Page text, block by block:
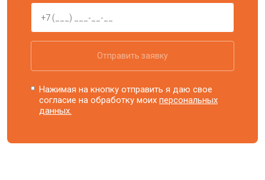
Отправить заявку
Нажимая на кнопку отправить я даю свое
согласие на обработку моихперсональных
данных.